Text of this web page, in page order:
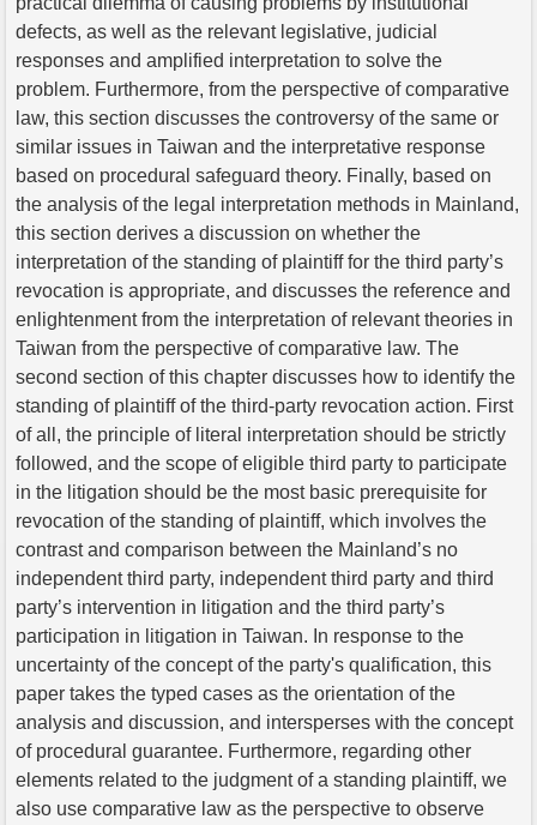
defects, as well as the relevant legislative, judicial
responses and amplified interpretation to solve the
problem. Furthermore, from the perspective of comparative
law, this section discusses the controversy of the same or
similar issues in Taiwan and the interpretative response
based on procedural safeguard theory. Finally, based on
the analysis of the legal interpretation methods in Mainland,
this section derives a discussion on whether the
interpretation of the standing of plaintiff for the third party’s
revocation is appropriate, and discusses the reference and
enlightenment from the interpretation of relevant theories in
Taiwan from the perspective of comparative law. The
second section of this chapter discusses how to identify the
standing of plaintiff of the third-party revocation action. First
of all, the principle of literal interpretation should be strictly
followed, and the scope of eligible third party to participate
in the litigation should be the most basic prerequisite for
revocation of the standing of plaintiff, which involves the
contrast and comparison between the Mainland’s no
independent third party, independent third party and third
party’s intervention in litigation and the third party’s
participation in litigation in Taiwan. In response to the
uncertainty of the concept of the party's qualification, this
paper takes the typed cases as the orientation of the
analysis and discussion, and intersperses with the concept
of procedural guarantee. Furthermore, regarding other
elements related to the judgment of a standing plaintiff, we
also use comparative law as the perspective to observe